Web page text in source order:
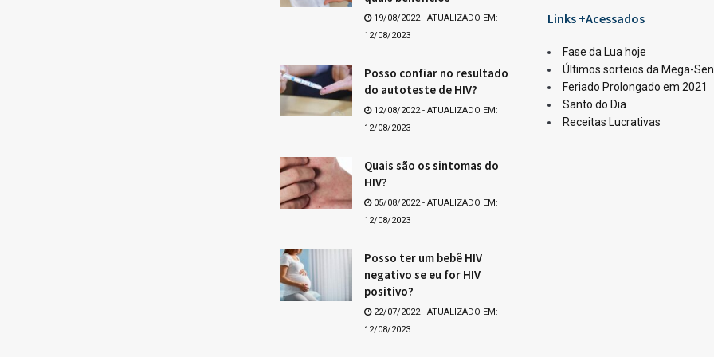
19/08/2022 - ATUALIZADO EM:
12/08/2023
Posso confiar no resultado
do autoteste de HIV?
12/08/2022 - ATUALIZADO EM:
12/08/2023
Quais são os sintomas do
HIV?
05/08/2022 - ATUALIZADO EM:
12/08/2023
Posso ter um bebê HIV
negativo se eu for HIV
positivo?
22/07/2022 - ATUALIZADO EM:
12/08/2023
Links +Acessados
Fase da Lua hoje
Últimos sorteios da Mega-
Feriado Prolongado em 2021
Santo do Dia
Receitas Lucrativas